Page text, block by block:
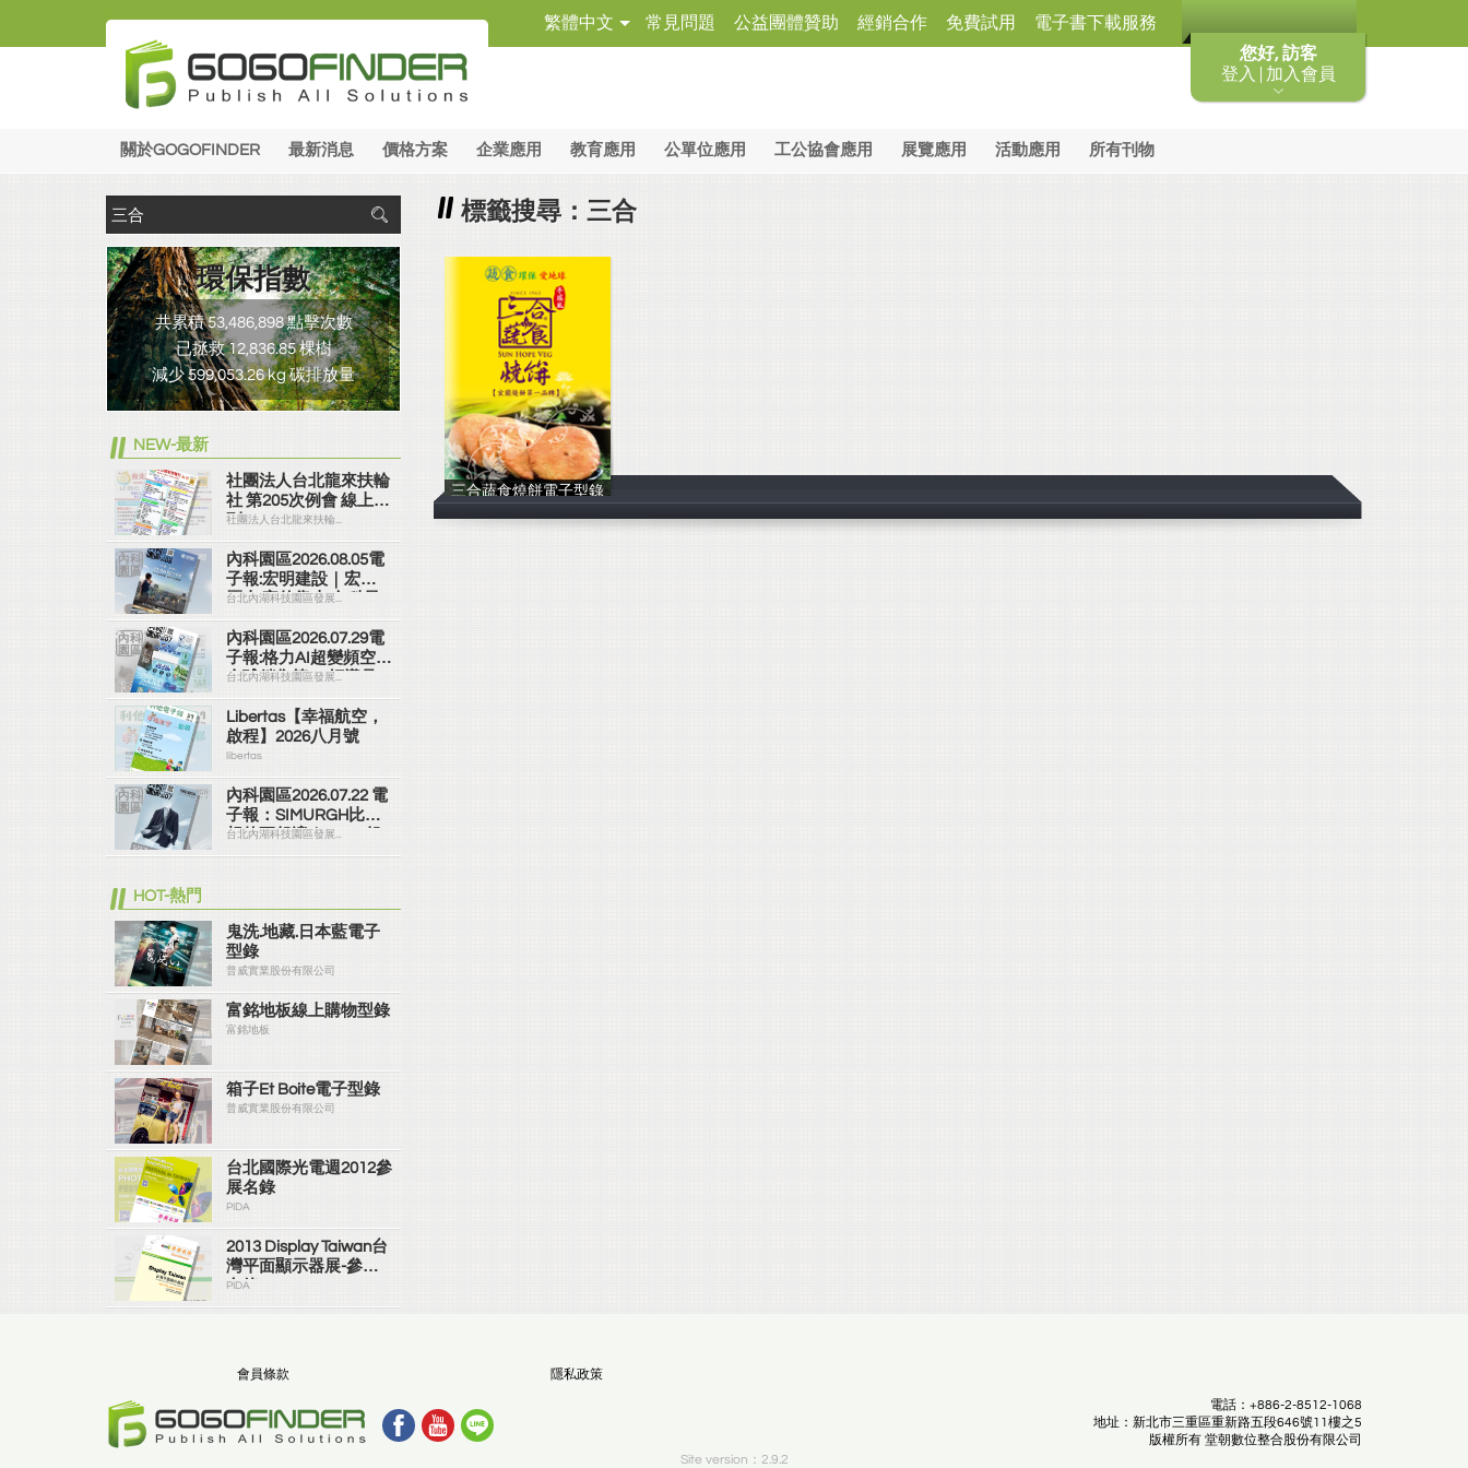
您好, 訪客
登入 | 加入會員
繁體中文 常見問題 公益團體贊助 經銷合作 免費試用 電子書下載服務
關於GOGOFINDER 最新消息 價格方案 企業應用 教育應用 公單位應用 工公協會應用 展覽應用 活動應用 所有刊物
標籤搜尋：三合
三合蔬食燒餅電子型錄
Q遊寶島
環保指數
共累積 53,486,898 點擊次數
已拯救 12,836.85 棵樹
減少 599,053.26 kg 碳排放量
NEW-最新
社團法人台北龍來扶輪
社 第205次例會 線上社
刊
社團法人台北龍來扶輪...
內科園區2026.08.05電
子報:宏明建設｜宏明
麗山 家的靠山 內科最
高的安全承諾
台北內湖科技園區發展...
內科園區2026.07.29電
子報:格力AI超變頻空調
全球銷售第一 領導品
牌
台北內湖科技園區發展...
Libertas【幸福航空，
啟程】2026八月號
libertas
內科園區2026.07.22 電
子報：SIMURGH比你
想的更舒適｜Su-Si 舒
仕裝 都會日常輕鬆穿
台北內湖科技園區發展...
HOT-熱門
鬼洗.地藏.日本藍電子
型錄
普威實業股份有限公司
富銘地板線上購物型錄
富銘地板
箱子Et Boite電子型錄
普威實業股份有限公司
台北國際光電週2012參
展名錄
PIDA
2013 Display Taiwan台
灣平面顯示器展-參展
名錄
PIDA
會員條款 隱私政策
電話：+886-2-8512-1068
地址：新北市三重區重新路五段646號11樓之5
版權所有 堂朝數位整合股份有限公司
Site version：2.9.2